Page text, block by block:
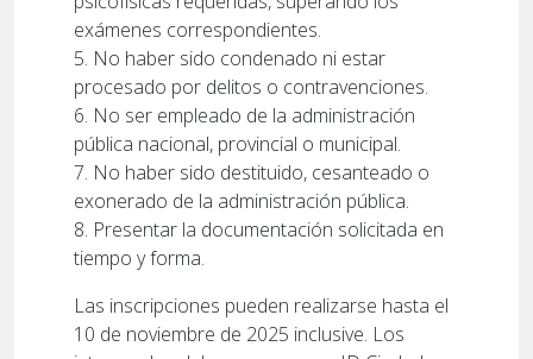
exámenes correspondientes.
5. No haber sido condenado ni estar
procesado por delitos o contravenciones.
6. No ser empleado de la administración
pública nacional, provincial o municipal.
7. No haber sido destituido, cesanteado o
exonerado de la administración pública.
8. Presentar la documentación solicitada en
tiempo y forma.
Las inscripciones pueden realizarse hasta el
10 de noviembre de 2025 inclusive. Los